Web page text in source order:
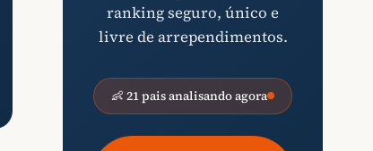
ranking seguro, único e
livre de arrependimentos.
👶 21 pais analisando agora